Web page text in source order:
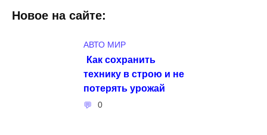
Новое на сайте:
АВТО МИР
Как сохранить
технику в строю и не
потерять урожай
0